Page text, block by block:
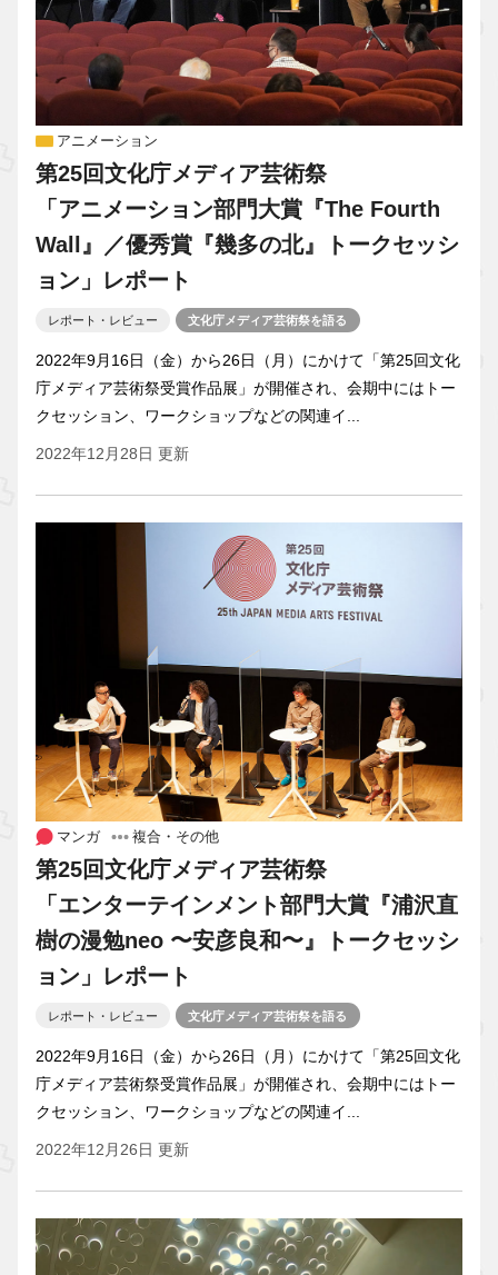
アニメーション
第25回文化庁メディア芸術祭
「アニメーション部門大賞『The Fourth
Wall』／優秀賞『幾多の北』トークセッシ
ョン」レポート
レポート・レビュー 文化庁メディア芸術祭を語る
2022年9月16日（金）から26日（月）にかけて「第25回文化
庁メディア芸術祭受賞作品展」が開催され、会期中にはトー
クセッション、ワークショップなどの関連イ...
2022年12月28日 更新
マンガ 複合・その他
第25回文化庁メディア芸術祭
「エンターテインメント部門大賞『浦沢直
樹の漫勉neo 〜安彦良和〜』トークセッシ
ョン」レポート
レポート・レビュー 文化庁メディア芸術祭を語る
2022年9月16日（金）から26日（月）にかけて「第25回文化
庁メディア芸術祭受賞作品展」が開催され、会期中にはトー
クセッション、ワークショップなどの関連イ...
2022年12月26日 更新